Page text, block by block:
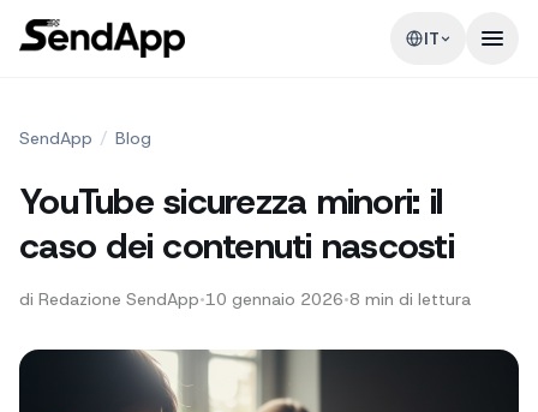
IT
SendApp / Blog
YouTube sicurezza minori: il
caso dei contenuti nascosti
di Redazione SendApp•10 gennaio 2026•8 min di lettura